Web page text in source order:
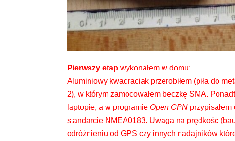
Pierwszy etap wykonałem w domu:
Aluminiowy kwadraciak przerobiłem (piła do
2), w którym zamocowałem beczkę SMA.
laptopie, a w programie Open CPN
standarcie NMEA0183. Uwaga na prędkość
odróżnieniu od GPS czy innych nadajników